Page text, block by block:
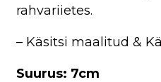
rahvariietes.
– Käsitsi maalitud &
Suurus: 7cm